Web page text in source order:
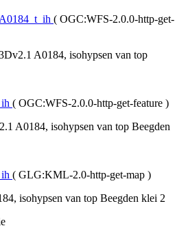
( OGC:WFS-2.0.0-http-get-
A0184, isohypsen van top
( OGC:WFS-2.0.0-http-get-feature )
A0184, isohypsen van top Beegden
( GLG:KML-2.0-http-get-map )
isohypsen van top Beegden klei 2